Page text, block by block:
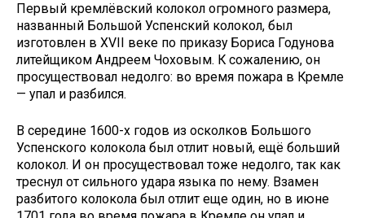
Первый кремлёвский колокол огромного размера,
названный Большой Успенский колокол, был
изготовлен в XVII веке по приказу Бориса Годунова
литейщиком Андреем Чоховым. К сожалению, он
просуществовал недолго: во время пожара в Кремле
— упал и разбился.
В середине 1600-х годов из осколков Большого
Успенского колокола был отлит новый, ещё больший
колокол. И он просуществовал тоже недолго, так как
треснул от сильного удара языка по нему. Взамен
разбитого колокола был отлит еще один, но в июне